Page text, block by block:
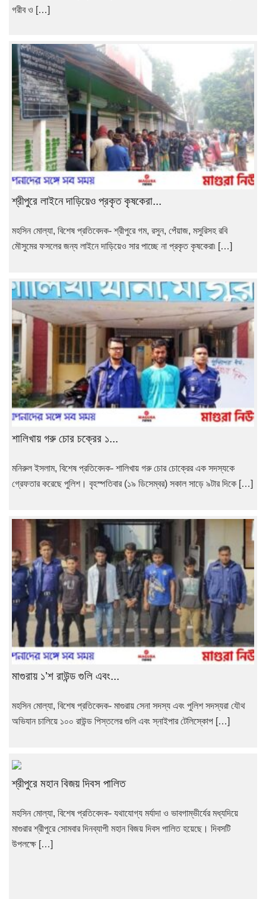
গরীব ও […]
শ্রীপুরে লাইনে দাড়িয়েও প্রকৃত কৃষকেরা...
মহসিন মোল্যা, বিশেষ প্রতিবেদক- শ্রীপুরে গম, রসুন, পেঁয়াজ, মসুরিসহ রবি
মৌসুমের ফসলের জন্য লাইনে দাড়িয়েও সার পাচ্ছে না প্রকৃত কৃষকেরা৷ […]
শালিখায় গরু চোর চক্রের ১...
মনিরুল ইসলাম, বিশেষ প্রতিবেদক- শালিখায় গরু চোর চোক্রের এক সদস্যকে
গ্রেফতার করেছে পুলিশ। বৃহস্পতিবার (১৯ ডিসেম্বর) সকাল সাড়ে ৯টার দিকে […]
মাগুরায় ১’শ রাউন্ড গুলি এবং...
মহসিন মোল্যা, বিশেষ প্রতিবেদক- মাগুরায় সেনা সদস্য এবং পুলিশ সদস্যরা যৌথ
অভিযান চালিয়ে ১০০ রাউন্ড পিস্তলের গুলি এবং স্নাইপার টেলিস্কোপ […]
শ্রীপুরে মহান বিজয় দিবস পালিত
মহসিন মোল্যা, বিশেষ প্রতিবেদক- যথাযোগ্য মর্যাদা ও ভাবগাম্ভীর্যের মধ্যদিয়ে
মাগুরার শ্রীপুরে সোমবার দিনব্যাপী মহান বিজয় দিবস পালিত হয়েছে। দিবসটি
উপলক্ষে […]